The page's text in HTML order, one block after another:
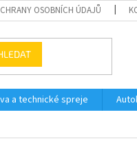
OSOBNÍCH ÚDAJŮ
a technické spreje